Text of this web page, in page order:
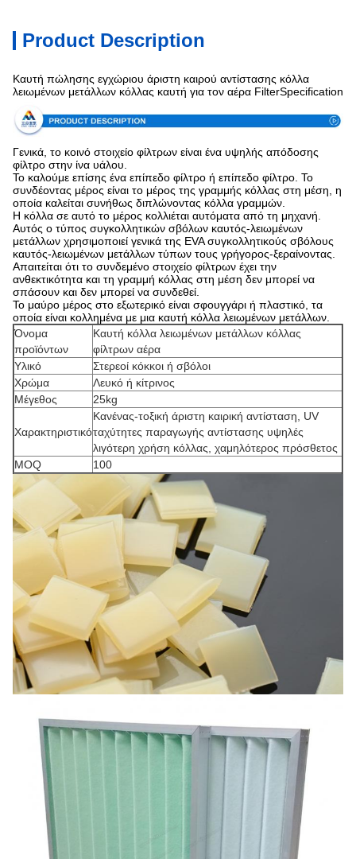
Product Description
Καυτή πώλησης εγχώριου άριστη καιρού αντίστασης κόλλα
λειωμένων μετάλλων κόλλας καυτή για τον αέρα FilterSpecification
Γενικά, το κοινό στοιχείο φίλτρων είναι ένα υψηλής απόδοσης
φίλτρο στην ίνα υάλου.
Το καλούμε επίσης ένα επίπεδο φίλτρο ή επίπεδο φίλτρο. Το
συνδέοντας μέρος είναι το μέρος της γραμμής κόλλας στη μέση, η
οποία καλείται συνήθως διπλώνοντας κόλλα γραμμών.
Η κόλλα σε αυτό το μέρος κολλιέται αυτόματα από τη μηχανή.
Αυτός ο τύπος συγκολλητικών σβόλων καυτός-λειωμένων
μετάλλων χρησιμοποιεί γενικά της EVA συγκολλητικούς σβόλους
καυτός-λειωμένων μετάλλων τύπων τους γρήγορος-ξεραίνοντας.
Απαιτείται ότι το συνδεμένο στοιχείο φίλτρων έχει την
ανθεκτικότητα και τη γραμμή κόλλας στη μέση δεν μπορεί να
σπάσουν και δεν μπορεί να συνδεθεί.
Το μαύρο μέρος στο εξωτερικό είναι σφουγγάρι ή πλαστικό, τα
οποία είναι κολλημένα με μια καυτή κόλλα λειωμένων μετάλλων.
Όνομα
προϊόντων
Καυτή κόλλα λειωμένων μετάλλων κόλλας
φίλτρων αέρα
Υλικό
Στερεοί κόκκοι ή σβόλοι
Χρώμα
Λευκό ή κίτρινος
Μέγεθος
25kg
Χαρακτηριστικό
Κανένας-τοξική άριστη καιρική αντίσταση, UV
ταχύτητες παραγωγής αντίστασης υψηλές
λιγότερη χρήση κόλλας, χαμηλότερος πρόσθετος
MOQ
100